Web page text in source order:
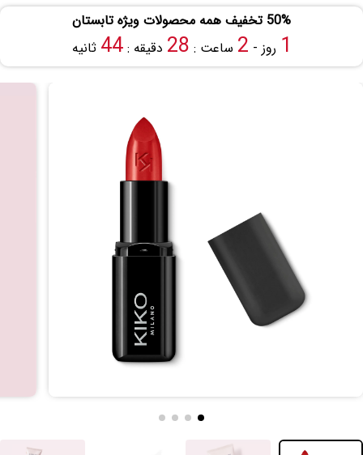
50% تخفیف همه محصولات ویژه تابستان
1 روز - 2 ساعت : 28 دقیقه :44 ثانیه